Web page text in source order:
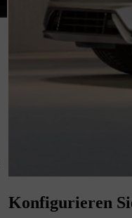
Konfigurieren